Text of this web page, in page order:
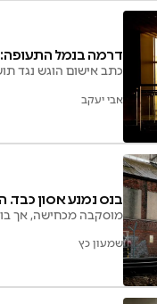
דרמה בנמל
כתב אישום הוגש נגד
אבי יעקב
בנס נמנע אסון כבד.
מוסקבה מכחישה, אך
שמעון כץ